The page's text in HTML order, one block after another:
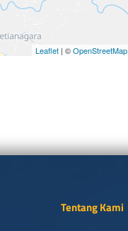
Leaflet | ©OpenStreetMap
Tentang Kami